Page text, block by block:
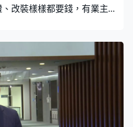
改裝樣樣都要錢，有業主
計唔掂數』就結業，『計
要求政府再考慮參考差估
金設上限。劏房支援連線
表格，有很多不簽約，因
，業主看到執法沒那麼誠
這大半年看到市場上已經